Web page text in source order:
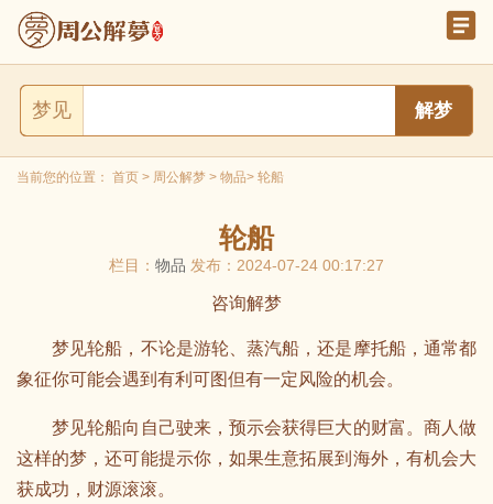
梦见
当前您的位置： 首页 > 周公解梦 > 物品> 轮船
轮船
栏目： 物品 发布：2024-07-24 00:17:27
咨询解梦
梦见轮船，不论是游轮、蒸汽船，还是摩托船，通常都
象征你可能会遇到有利可图但有一定风险的机会。
梦见轮船向自己驶来，预示会获得巨大的财富。商人做
这样的梦，还可能提示你，如果生意拓展到海外，有机会大
获成功，财源滚滚。